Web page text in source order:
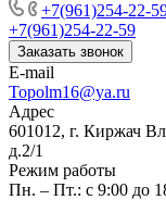
+7(961)254-22-
+7(961)254-22-59
Заказать звонок
E-mail
Topolm16@ya.ru
Адрес
601012, г. Киржач
д.2/1
Режим работы
Пн. – Пт.: с 9:00 до